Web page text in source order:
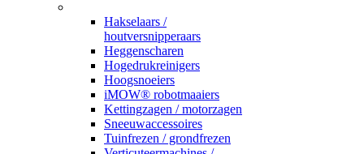
Hakselaars /
houtversnipperaars
Heggenscharen
Hogedrukreinigers
Hoogsnoeiers
iMOW® robotmaaiers
Kettingzagen / motorzagen
Sneeuwaccessoires
Tuinfrezen / grondfrezen